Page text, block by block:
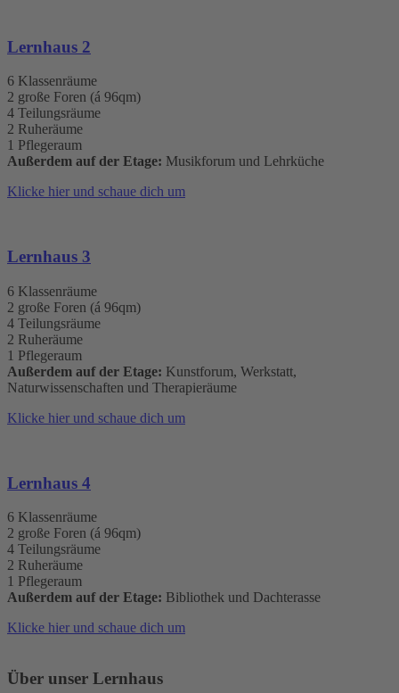
Lernhaus 2
6 Klassenräume
2 große Foren (á 96qm)
4 Teilungsräume
2 Ruheräume
1 Pflegeraum
Außerdem auf der Etage: Musikforum und Lehrküche
Klicke hier und schaue dich um
Lernhaus 3
6 Klassenräume
2 große Foren (á 96qm)
4 Teilungsräume
2 Ruheräume
1 Pflegeraum
Außerdem auf der Etage: Kunstforum, Werkstatt,
Naturwissenschaften und Therapieräume
Klicke hier und schaue dich um
Lernhaus 4
6 Klassenräume
2 große Foren (á 96qm)
4 Teilungsräume
2 Ruheräume
1 Pflegeraum
Außerdem auf der Etage: Bibliothek und Dachterasse
Klicke hier und schaue dich um
Über unser Lernhaus